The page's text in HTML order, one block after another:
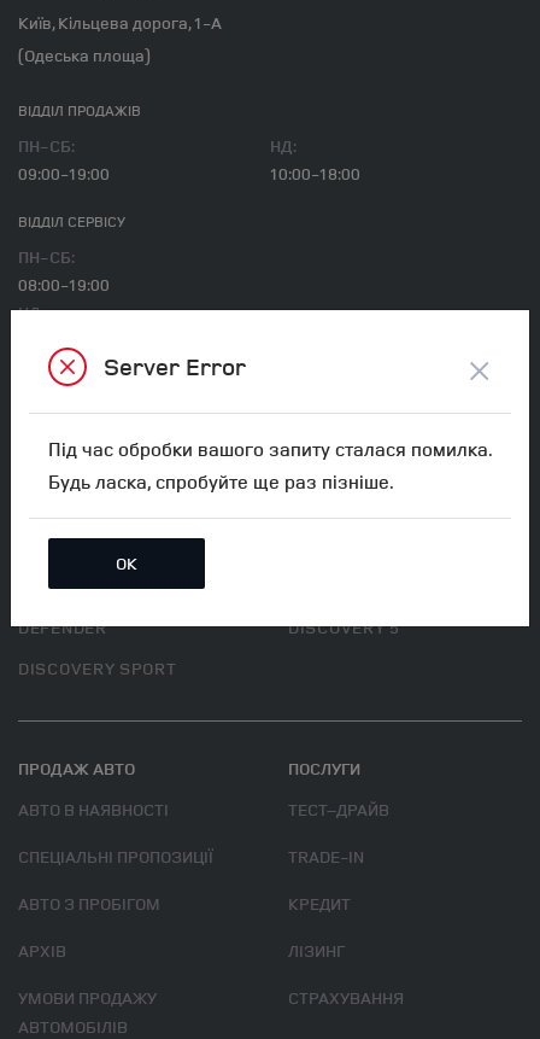
Київ, Кільцева дорога, 1-А
(Одеська площа)
ВІДДІЛ ПРОДАЖІВ
ПН-СБ:
09:00-19:00
НД:
10:00-18:00
ВІДДІЛ CЕРВІСУ
ПН-СБ:
08:00-19:00
НД:
МИ В СОЦ. МЕРЕЖАХ
RANGE ROVER NEW
RANGE ROVER VELAR
DEFENDER
DISCOVERY 5
DISCOVERY SPORT
ПРОДАЖ АВТО
АВТО В НАЯВНОСТІ
СПЕЦІАЛЬНІ ПРОПОЗИЦІЇ
АВТО З ПРОБІГОМ
АРХІВ
УМОВИ ПРОДАЖУ
АВТОМОБІЛІВ
ПОСЛУГИ
ТЕСТ–ДРАЙВ
TRADE-IN
КРЕДИТ
ЛІЗИНГ
СТРАХУВАННЯ
Server Error ×
Під час обробки вашого запиту сталася помилка.
Будь ласка, спробуйте ще раз пізніше.
ОК